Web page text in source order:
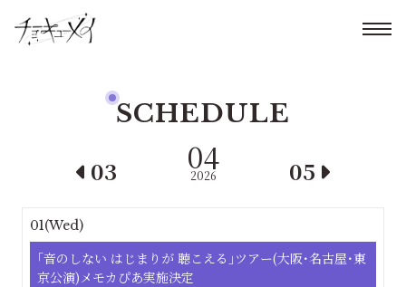
SCHEDULE
04
2026
03 05
01(Wed)
｢⾳のしない はじまりが 聴こえる｣ツアー(大阪･名古屋･東
京公演)メモカぴあ実施決定